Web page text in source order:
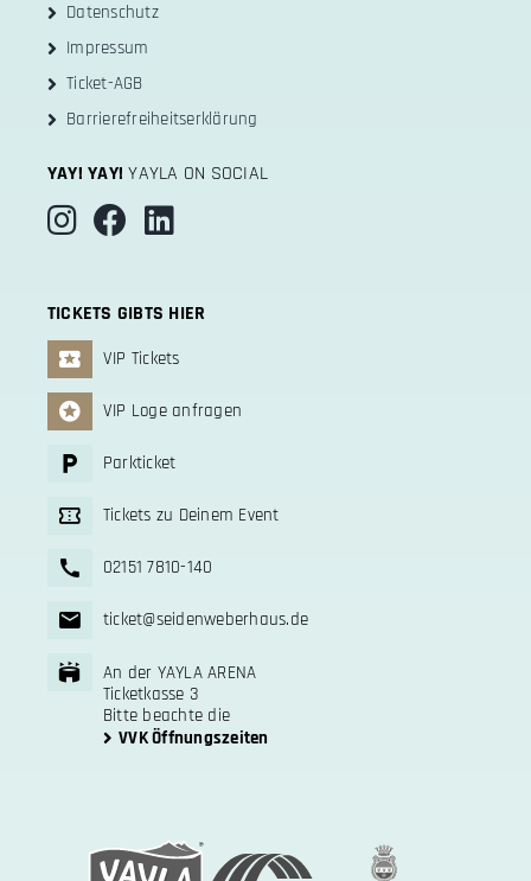
Datenschutz
Impressum
Ticket-AGB
Barrierefreiheitserklärung
YAY! YAY! YAYLA ON SOCIAL
TICKETS GIBTS HIER
VIP Tickets
VIP Loge anfragen
Parkticket
Tickets zu Deinem Event
02151 7810-140
ticket@seidenweberhaus.de
An der YAYLA ARENA
Ticketkasse 3
Bitte beachte die
VVK Öffnungszeiten